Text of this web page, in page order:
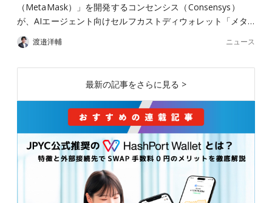
（MetaMask）」を開発するコンセンシス（Consensys）
が、AIエージェント向けセルフカストディウォレット「メタ…
渡邉洋輔 ニュース
最新の記事をさらに見る >